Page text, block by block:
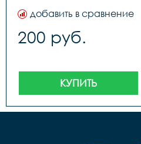
добавить в сравнение
200 руб.
КУПИТЬ